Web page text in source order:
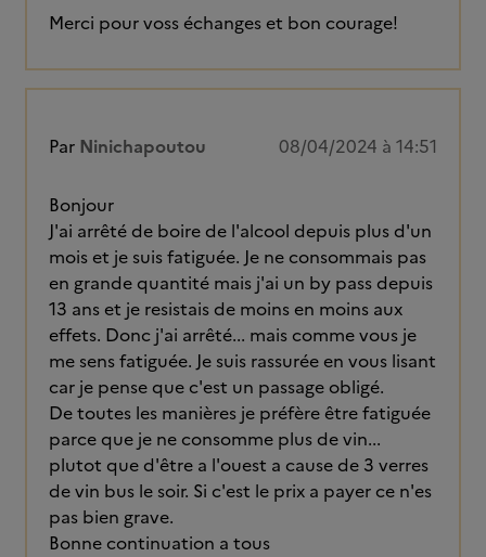
Merci pour voss échanges et bon courage!
Par Ninichapoutou 08/04/2024 à 14:51
Bonjour
J'ai arrêté de boire de l'alcool depuis plus d'un
mois et je suis fatiguée. Je ne consommais pas
en grande quantité mais j'ai un by pass depuis
13 ans et je resistais de moins en moins aux
effets. Donc j'ai arrêté... mais comme vous je
me sens fatiguée. Je suis rassurée en vous lisant
car je pense que c'est un passage obligé.
De toutes les manières je préfère être fatiguée
parce que je ne consomme plus de vin...
plutot que d'être a l'ouest a cause de 3 verres
de vin bus le soir. Si c'est le prix a payer ce n'es
pas bien grave.
Bonne continuation a tous